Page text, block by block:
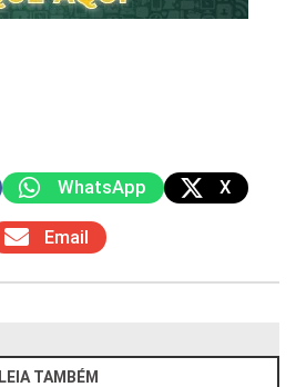
WhatsApp X
Email
LEIA TAMBÉM